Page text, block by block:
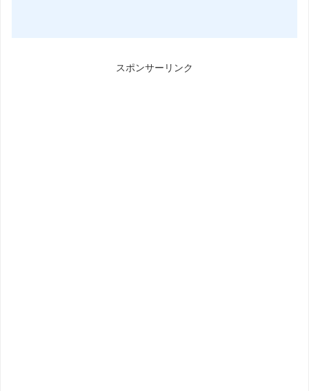
スポンサーリンク